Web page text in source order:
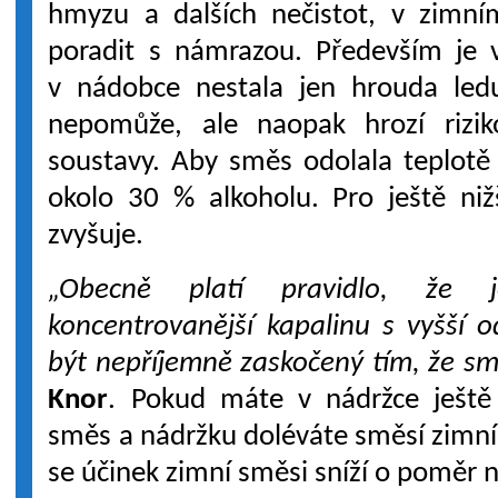
hmyzu a dalších nečistot, v
poradit s námrazou. Především
v nádobce nestala jen hrouda
nepomůže, ale naopak hrozí
soustavy. Aby směs odolala
okolo 30 % alkoholu. Pro ještě
zvyšuje.
„Obecně platí pravidlo, že
koncentrovanější kapalinu s vyšší
být nepříjemně zaskočený tím, že
Knor. Pokud máte v nádržce
směs a nádržku doléváte směsí
se účinek zimní směsi sníží o poměr